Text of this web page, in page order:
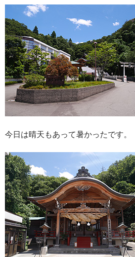
今日は晴天もあって暑かったです。